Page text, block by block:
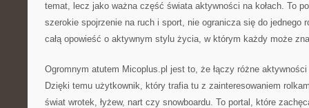
temat, lecz jako ważna część świata aktywności na kołach. To
szerokie spojrzenie na ruch i sport, nie ogranicza się do jednego
całą opowieść o aktywnym stylu życia, w którym każdy może
Ogromnym atutem Micoplus.pl jest to, że łączy różne aktywności
Dzięki temu użytkownik, który trafia tu z zainteresowaniem
świat wrotek, łyżew, nart czy snowboardu. To portal, które